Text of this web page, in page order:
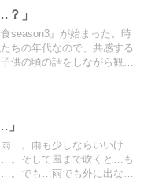
？」
season3』が始まった。時
ちの年代なので、共感する
供の頃の話をしながら観て
」
…。雨も少しならいいけ
。そして風まで吹くと…も
…。でも…雨でも外に出なく